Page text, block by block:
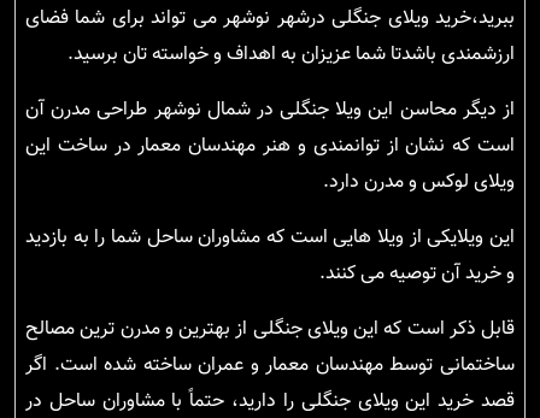
ببرید،خرید ویلای جنگلی درشهر نوشهر می تواند برای شما فضای
ارزشمندی باشدتا شما عزیزان به اهداف و خواسته تان برسید.
از دیگر محاسن این ویلا جنگلی در شمال نوشهر طراحی مدرن آن
است که نشان از توانمندی و هنر مهندسان معمار در ساخت این
ویلای لوکس و مدرن دارد.
این ویلایکی از ویلا هایی است که مشاوران ساحل شما را به بازدید
و خرید آن توصیه می کنند.
قابل ذکر است که این ویلای جنگلی از بهترین و مدرن ترین مصالح
ساختمانی توسط مهندسان معمار و عمران ساخته شده است. اگر
قصد خرید این ویلای جنگلی را دارید، حتماً با مشاوران ساحل در